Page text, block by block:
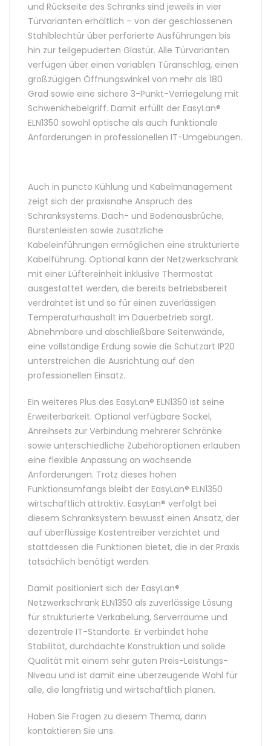
und Rückseite des Schranks sind jeweils in vier
Türvarianten erhältlich – von der geschlossenen
Stahlblechtür über perforierte Ausführungen bis
hin zur teilgepuderten Glastür. Alle Türvarianten
verfügen über einen variablen Türanschlag, einen
großzügigen Öffnungswinkel von mehr als 180
Grad sowie eine sichere 3-Punkt-Verriegelung mit
Schwenkhebelgriff. Damit erfüllt der EasyLan®
ELN1350 sowohl optische als auch funktionale
Anforderungen in professionellen IT-Umgebungen.
Auch in puncto Kühlung und Kabelmanagement
zeigt sich der praxisnahe Anspruch des
Schranksystems. Dach- und Bodenausbrüche,
Bürstenleisten sowie zusätzliche
Kabeleinführungen ermöglichen eine strukturierte
Kabelführung. Optional kann der Netzwerkschrank
mit einer Lüftereinheit inklusive Thermostat
ausgestattet werden, die bereits betriebsbereit
verdrahtet ist und so für einen zuverlässigen
Temperaturhaushalt im Dauerbetrieb sorgt.
Abnehmbare und abschließbare Seitenwände,
eine vollständige Erdung sowie die Schutzart IP20
unterstreichen die Ausrichtung auf den
professionellen Einsatz.
Ein weiteres Plus des EasyLan® ELN1350 ist seine
Erweiterbarkeit. Optional verfügbare Sockel,
Anreihsets zur Verbindung mehrerer Schränke
sowie unterschiedliche Zubehöroptionen erlauben
eine flexible Anpassung an wachsende
Anforderungen. Trotz dieses hohen
Funktionsumfangs bleibt der EasyLan® ELN1350
wirtschaftlich attraktiv. EasyLan® verfolgt bei
diesem Schranksystem bewusst einen Ansatz, der
auf überflüssige Kostentreiber verzichtet und
stattdessen die Funktionen bietet, die in der Praxis
tatsächlich benötigt werden.
Damit positioniert sich der EasyLan®
Netzwerkschrank ELN1350 als zuverlässige Lösung
für strukturierte Verkabelung, Serverräume und
dezentrale IT-Standorte. Er verbindet hohe
Stabilität, durchdachte Konstruktion und solide
Qualität mit einem sehr guten Preis-Leistungs-
Niveau und ist damit eine überzeugende Wahl für
alle, die langfristig und wirtschaftlich planen.
Haben Sie Fragen zu diesem Thema, dann
kontaktieren Sie uns.